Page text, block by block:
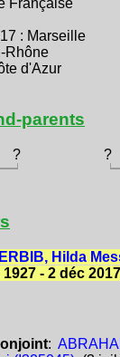
Française
: Marseille
Rhône
d'Azur
parents
? ?
Hilda
- 2 déc
: